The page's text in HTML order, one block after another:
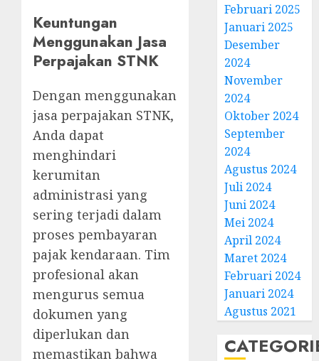
Keuntungan
Menggunakan Jasa
Perpajakan STNK
Dengan menggunakan
jasa perpajakan STNK,
Anda dapat
menghindari
kerumitan
administrasi yang
sering terjadi dalam
proses pembayaran
pajak kendaraan. Tim
profesional akan
mengurus semua
dokumen yang
diperlukan dan
memastikan bahwa
Februari 2025
Januari 2025
Desember
2024
November
2024
Oktober 2024
September
2024
Agustus 2024
Juli 2024
Juni 2024
Mei 2024
April 2024
Maret 2024
Februari 2024
Januari 2024
Agustus 2021